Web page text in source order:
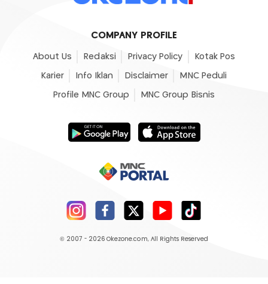
COMPANY PROFILE
About Us Redaksi Privacy Policy Kotak Pos
Karier Info Iklan Disclaimer MNC Peduli
Profile MNC Group MNC Group Bisnis
© 2007 - 2026 Okezone.com, All Rights Reserved